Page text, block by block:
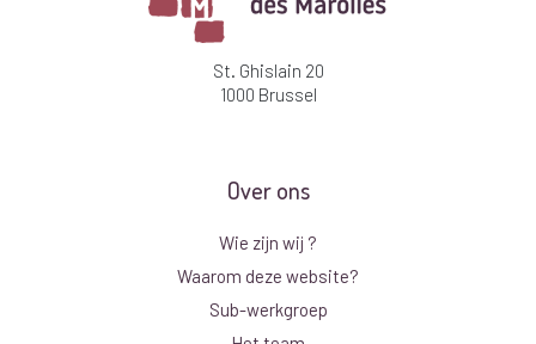
St. Ghislain 20
1000 Brussel
Over ons
Wie zijn wij ?
Waarom deze website?
Sub-werkgroep